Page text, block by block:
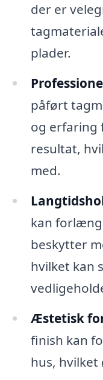
der er
plader.
påført
og erfaring
resultat,
med.
kan
beskytter
hvilket kan
Æstetisk
finish kan
hus,